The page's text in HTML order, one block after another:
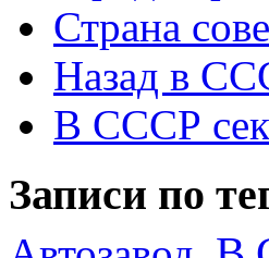
Страна
Назад в
В СССР
Записи по